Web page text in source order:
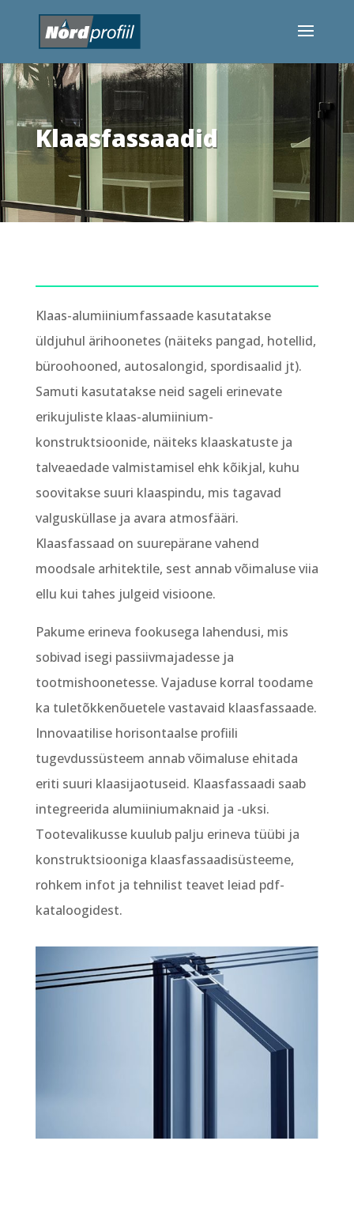
Klaasfassaadid
Klaas-alumiiniumfassaade kasutatakse
üldjuhul ärihoonetes (näiteks pangad, hotellid,
büroohooned, autosalongid, spordisaalid jt).
Samuti kasutatakse neid sageli erinevate
erikujuliste klaas-alumiinium-
konstruktsioonide, näiteks klaaskatuste ja
talveaedade valmistamisel ehk kõikjal, kuhu
soovitakse suuri klaaspindu, mis tagavad
valgusküllase ja avara atmosfääri.
Klaasfassaad on suurepärane vahend
moodsale arhitektile, sest annab võimaluse viia
ellu kui tahes julgeid visioone.
Pakume erineva fookusega lahendusi, mis
sobivad isegi passiivmajadesse ja
tootmishoonetesse. Vajaduse korral toodame
ka tuletõkkenõuetele vastavaid klaasfassaade.
Innovaatilise horisontaalse profiili
tugevdussüsteem annab võimaluse ehitada
eriti suuri klaasijaotuseid. Klaasfassaadi saab
integreerida alumiiniumaknaid ja -uksi.
Tootevalikusse kuulub palju erineva tüübi ja
konstruktsiooniga klaasfassaadisüsteeme,
rohkem infot ja tehnilist teavet leiad pdf-
kataloogidest.